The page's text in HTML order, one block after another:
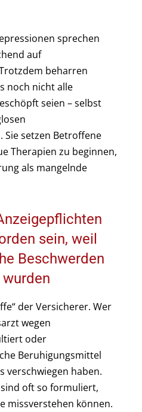
sprechen
auf
beharren
noch nicht alle
seien – selbst
Sie setzen Betroffene
Therapien zu beginnen,
als mangelnde
sein, weil
Beschwerden
der Versicherer. Wer
wegen
oder
Beruhigungsmittel
verschwiegen haben.
sind oft so formuliert,
missverstehen können.